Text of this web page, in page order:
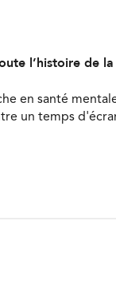
l’histoire de
en santé
un temps